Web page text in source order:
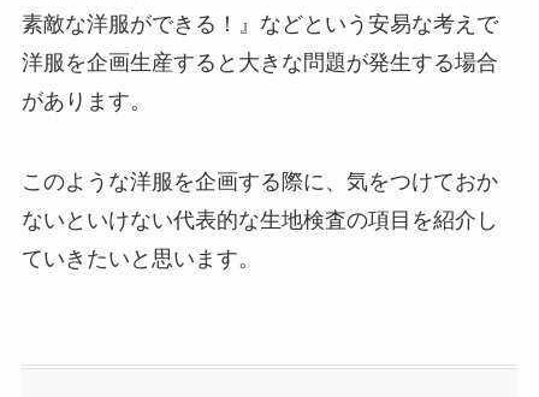
素敵な洋服ができる！』などという安易な考えで
洋服を企画生産すると大きな問題が発生する場合
があります。
このような洋服を企画する際に、気をつけておか
ないといけない代表的な生地検査の項目を紹介し
ていきたいと思います。